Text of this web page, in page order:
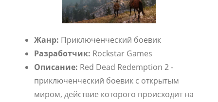
Жанр: Приключенческий боевик
Разработчик: Rockstar Games
Описание: Red Dead Redemption 2 -
приключенческий боевик с открытым
миром, действие которого происходит на